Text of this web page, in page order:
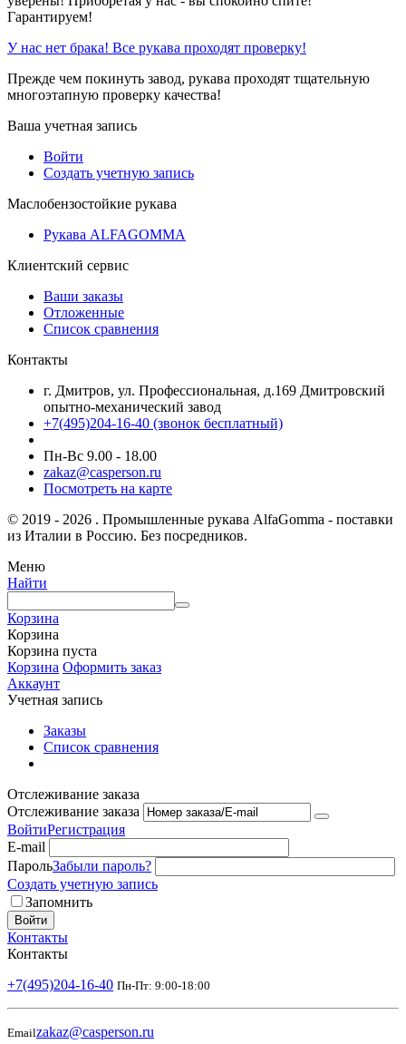
Гарантируем!
У нас нет брака! Все рукава проходят проверку!
Прежде чем покинуть завод, рукава проходят тщательную
многоэтапную проверку качества!
Ваша учетная запись
Войти
Создать учетную запись
Маслобензостойкие рукава
Рукава ALFAGOMMA
Клиентский сервис
Ваши заказы
Отложенные
Список сравнения
Контакты
г. Дмитров, ул. Профессиональная, д.169 Дмитровский
опытно-механический завод
+7(495)204-16-40 (звонок бесплатный)
Пн-Вс 9.00 - 18.00
zakaz@casperson.ru
Посмотреть на карте
© 2019 - 2026 . Промышленные рукава AlfaGomma - поставки
из Италии в Россию. Без посредников.
Меню
Найти
Корзина
Корзина
Корзина пуста
Корзина Оформить заказ
Аккаунт
Учетная запись
Заказы
Список сравнения
Отслеживание заказа
Отслеживание заказа
ВойтиРегистрация
E-mail
ПарольЗабыли пароль?
Создать учетную запись
Запомнить
Войти
Контакты
Контакты
+7(495)204-16-40 Пн-Пт: 9:00-18:00
Emailzakaz@casperson.ru